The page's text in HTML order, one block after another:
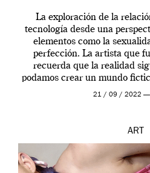
La exploración de la
tecnología desde una
elementos como la
perfección. La artista que
recuerda que la realidad
podamos crear un mundo
que los humanos
21 / 09 / 2022 —
ART